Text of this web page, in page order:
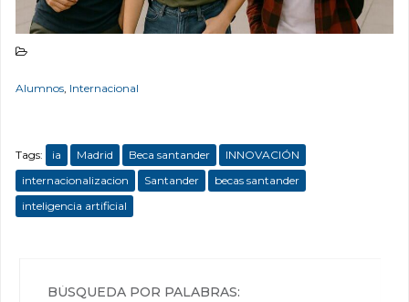
Alumnos, Internacional
Tags: ia Madrid Beca santander
INNOVACIÓN
internacionalizacion
Santander
becas santander
inteligencia artificial
BÚSQUEDA POR PALABRAS: